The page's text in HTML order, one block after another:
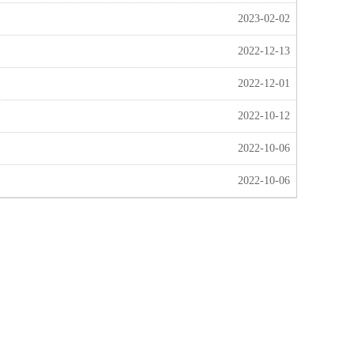
2023-02-02
2022-12-13
2022-12-01
2022-10-12
2022-10-06
2022-10-06